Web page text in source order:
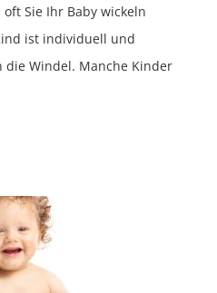
Sie Ihr Baby wickeln
ist individuell und
die Windel. Manche Kinder